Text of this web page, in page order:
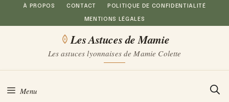
Aller
au
À PROPOS CONTACT POLITIQUE DE CONFIDENTIALITÉ
MENTIONS LÉGALES
Les Astuces de Mamie
Les astuces lyonnaises de Mamie Colette
Menu